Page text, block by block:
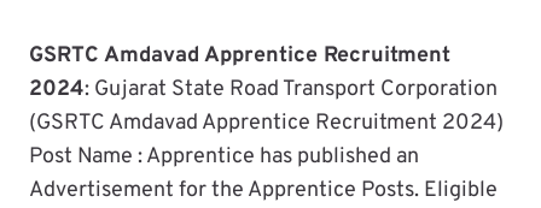
GSRTC Amdavad Apprentice Recruitment
2024: Gujarat State Road Transport Corporation
(GSRTC Amdavad Apprentice Recruitment 2024)
Post Name : Apprentice has published an
Advertisement for the Apprentice Posts. Eligible